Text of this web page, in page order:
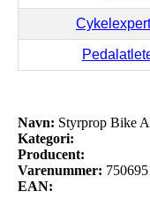
Navn: Styrprop Bike
Kategori:
Producent:
Varenummer:
EAN: